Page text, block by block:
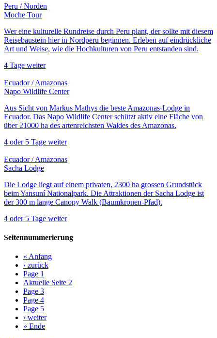
Peru / Norden
Moche Tour
Wer eine kulturelle Rundreise durch Peru plant, der sollte mit diesem
Reisebaustein hier in Nordperu beginnen. Erleben auf eindrückliche
Art und Weise, wie die Hochkulturen von Peru entstanden sind.
4 Tage weiter
Ecuador / Amazonas
Napo Wildlife Center
Aus Sicht von Markus Mathys die beste Amazonas-Lodge in
Ecuador. Das Napo Wildlife Center schützt aktiv eine Fläche von
über 21000 ha des artenreichsten Waldes des Amazonas.
4 oder 5 Tage weiter
Ecuador / Amazonas
Sacha Lodge
Die Lodge liegt auf einem privaten, 2300 ha grossen Grundstück
beim Yansuní Nationalpark. Die Attraktionen der Sacha Lodge ist
der 300 m lange Canopy Walk (Baumkronen-Pfad).
4 oder 5 Tage weiter
Seitennummerierung
« Anfang
‹ zurück
Page 1
Aktuelle Seite 2
Page 3
Page 4
Page 5
› weiter
» Ende